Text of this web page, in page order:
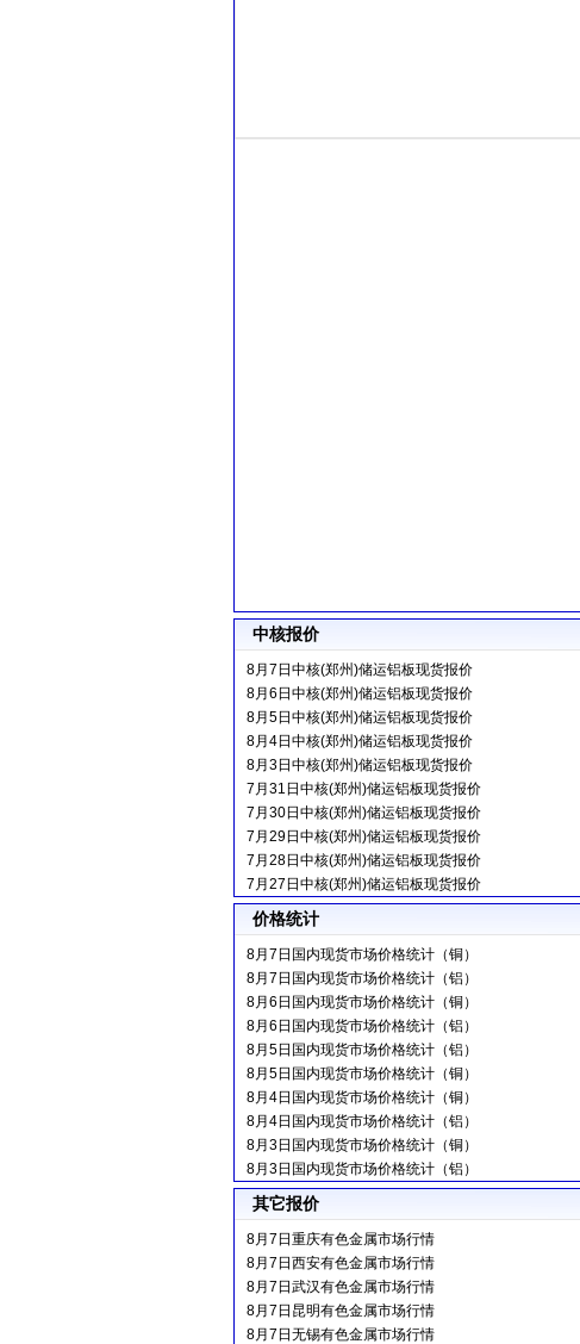
中核报价
8月7日中核(郑州)储运铝板现货报价
8月6日中核(郑州)储运铝板现货报价
8月5日中核(郑州)储运铝板现货报价
8月4日中核(郑州)储运铝板现货报价
8月3日中核(郑州)储运铝板现货报价
7月31日中核(郑州)储运铝板现货报价
7月30日中核(郑州)储运铝板现货报价
7月29日中核(郑州)储运铝板现货报价
7月28日中核(郑州)储运铝板现货报价
7月27日中核(郑州)储运铝板现货报价
价格统计
8月7日国内现货市场价格统计（铜）
8月7日国内现货市场价格统计（铝）
8月6日国内现货市场价格统计（铜）
8月6日国内现货市场价格统计（铝）
8月5日国内现货市场价格统计（铝）
8月5日国内现货市场价格统计（铜）
8月4日国内现货市场价格统计（铜）
8月4日国内现货市场价格统计（铝）
8月3日国内现货市场价格统计（铜）
8月3日国内现货市场价格统计（铝）
其它报价
8月7日重庆有色金属市场行情
8月7日西安有色金属市场行情
8月7日武汉有色金属市场行情
8月7日昆明有色金属市场行情
8月7日无锡有色金属市场行情